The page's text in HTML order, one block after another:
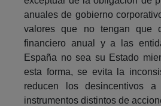
anuales de gobierno
valores que no tengan que
financiero anual y a las
España no sea su Estado
esta forma, se evita la
reducen los desincentivos
instrumentos distintos de